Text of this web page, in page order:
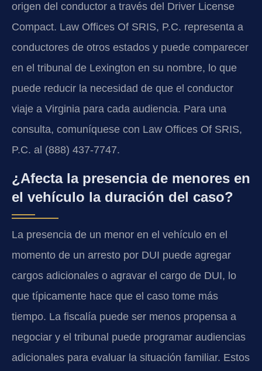
origen del conductor a través del Driver License
Compact. Law Offices Of SRIS, P.C. representa a
conductores de otros estados y puede comparecer
en el tribunal de Lexington en su nombre, lo que
puede reducir la necesidad de que el conductor
viaje a Virginia para cada audiencia. Para una
consulta, comuníquese con Law Offices Of SRIS,
P.C. al (888) 437-7747.
¿Afecta la presencia de menores en
el vehículo la duración del caso?
La presencia de un menor en el vehículo en el
momento de un arresto por DUI puede agregar
cargos adicionales o agravar el cargo de DUI, lo
que típicamente hace que el caso tome más
tiempo. La fiscalía puede ser menos propensa a
negociar y el tribunal puede programar audiencias
adicionales para evaluar la situación familiar. Estos